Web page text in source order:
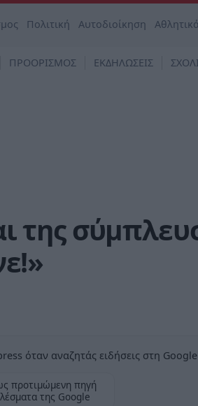
Πολιτική Αυτοδιοίκηση
ΠΡΟΟΡΙΣΜΟΣ ΕΚΔΗΛΩΣΕΙΣ
της
όταν αναζητάς ειδήσεις στη Google
προτιμώμενη πηγή
της Google